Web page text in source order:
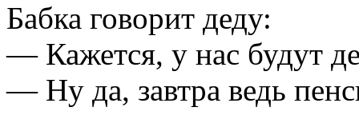
Бабка говорит деду:
— Кажется, у нас будут
— Ну да, завтра ведь